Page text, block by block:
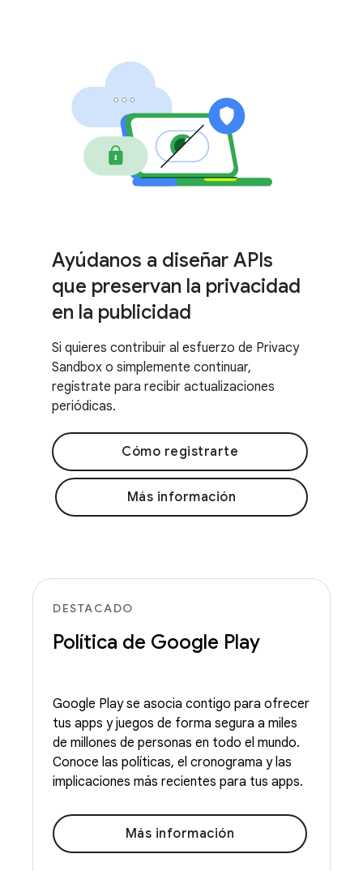
Ayúdanos a diseñar APIs
que preservan la privacidad
en la publicidad
Si quieres contribuir al esfuerzo de Privacy
Sandbox o simplemente continuar,
regístrate para recibir actualizaciones
periódicas.
Cómo registrarte
Más información
DESTACADO
Política de Google Play
Google Play se asocia contigo para ofrecer
tus apps y juegos de forma segura a miles
de millones de personas en todo el mundo.
Conoce las políticas, el cronograma y las
implicaciones más recientes para tus apps.
Más información